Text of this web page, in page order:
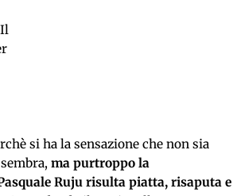
si ha la sensazione che non sia
ma purtroppo la
Ruju risulta piatta, risaputa e